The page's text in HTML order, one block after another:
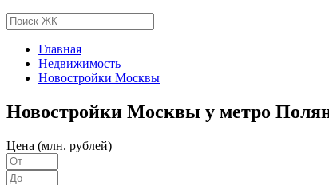
Главная
Недвижимость
Новостройки Москвы
Новостройки Москвы у метро
Цена (млн. рублей)